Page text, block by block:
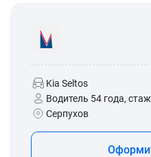
Kia Seltos
Водитель 54 года,
Серпухов